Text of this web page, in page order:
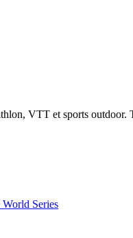
VTT et sports
Series